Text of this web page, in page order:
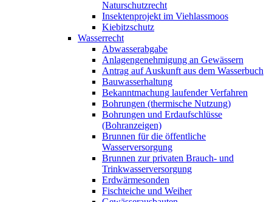
Naturschutzrecht
Insektenprojekt im Viehlassmoos
Kiebitzschutz
Wasserrecht
Abwasserabgabe
Anlagengenehmigung an Gewässern
Antrag auf Auskunft aus dem Wasserbuch
Bauwasserhaltung
Bekanntmachung laufender Verfahren
Bohrungen (thermische Nutzung)
Bohrungen und Erdaufschlüsse
(Bohranzeigen)
Brunnen für die öffentliche
Wasserversorgung
Brunnen zur privaten Brauch- und
Trinkwasserversorgung
Erdwärmesonden
Fischteiche und Weiher